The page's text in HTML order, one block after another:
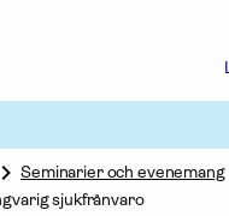
Seminarier och evenemang
sjukfrånvaro